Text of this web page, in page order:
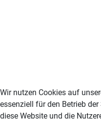
Wir nutzen Cookies auf
essenziell für den Betrieb
diese Website und die